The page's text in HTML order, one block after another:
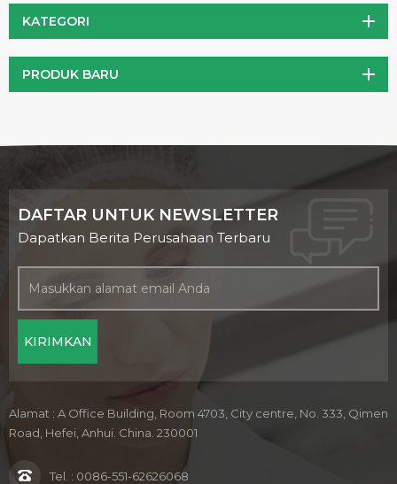
KATEGORI
PRODUK BARU
DAFTAR UNTUK NEWSLETTER
Dapatkan Berita Perusahaan Terbaru
Alamat : A Office Building, Room 4703, City centre, No. 333, Qimen
Road, Hefei, Anhui. China. 230001
Tel. : 0086-551-62626068